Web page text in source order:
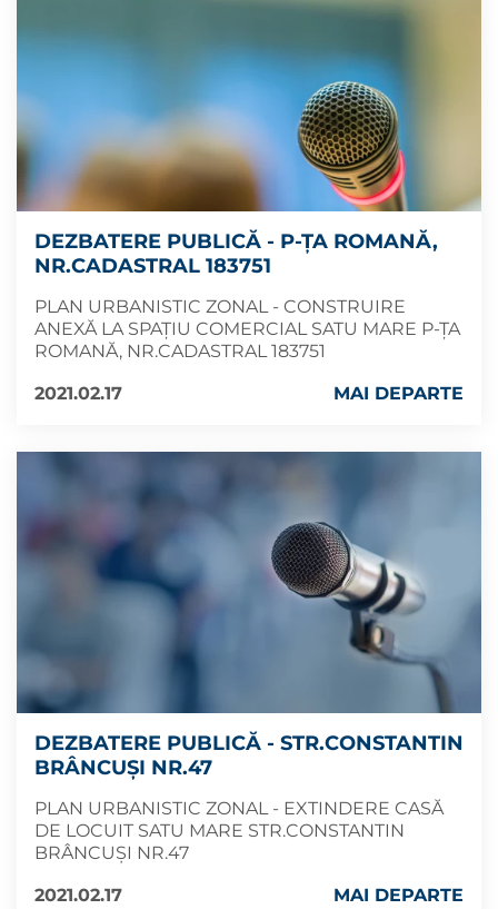
DEZBATERE PUBLICĂ - P-ȚA ROMANĂ,
NR.CADASTRAL 183751
PLAN URBANISTIC ZONAL - CONSTRUIRE
ANEXĂ LA SPAȚIU COMERCIAL SATU MARE P-ȚA
ROMANĂ, NR.CADASTRAL 183751
2021.02.17
MAI DEPARTE
DEZBATERE PUBLICĂ - STR.CONSTANTIN
BRÂNCUȘI NR.47
PLAN URBANISTIC ZONAL - EXTINDERE CASĂ
DE LOCUIT SATU MARE STR.CONSTANTIN
BRÂNCUȘI NR.47
2021.02.17
MAI DEPARTE